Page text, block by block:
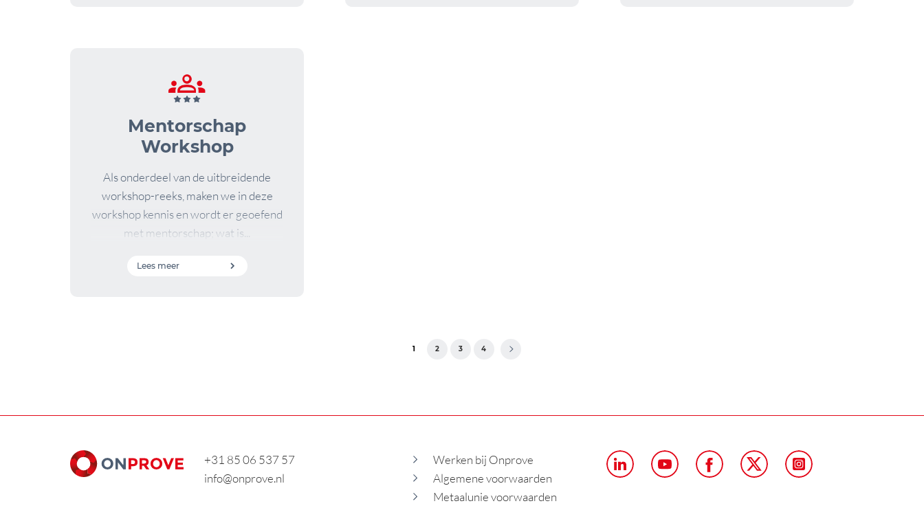
Mentorschap
Workshop
Als onderdeel van de uitbreidende
workshop-reeks, maken we in deze
workshop kennis en wordt er geoefend
met mentorschap; wat is...
Lees meer
1 2 3 4 >
+31 85 06 537 57
info@onprove.nl
Werken bij Onprove
Algemene voorwaarden
Metaalunie voorwaarden